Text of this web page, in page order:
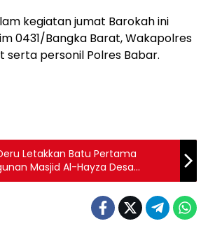
kegiatan jumat Barokah ini
0431/Bangka Barat, Wakapolres
serta personil Polres Babar.
Letakkan Batu Pertama
Masjid Al-Hayza Desa